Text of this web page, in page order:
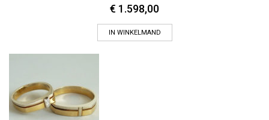
€ 1.598,00
IN WINKELMAND